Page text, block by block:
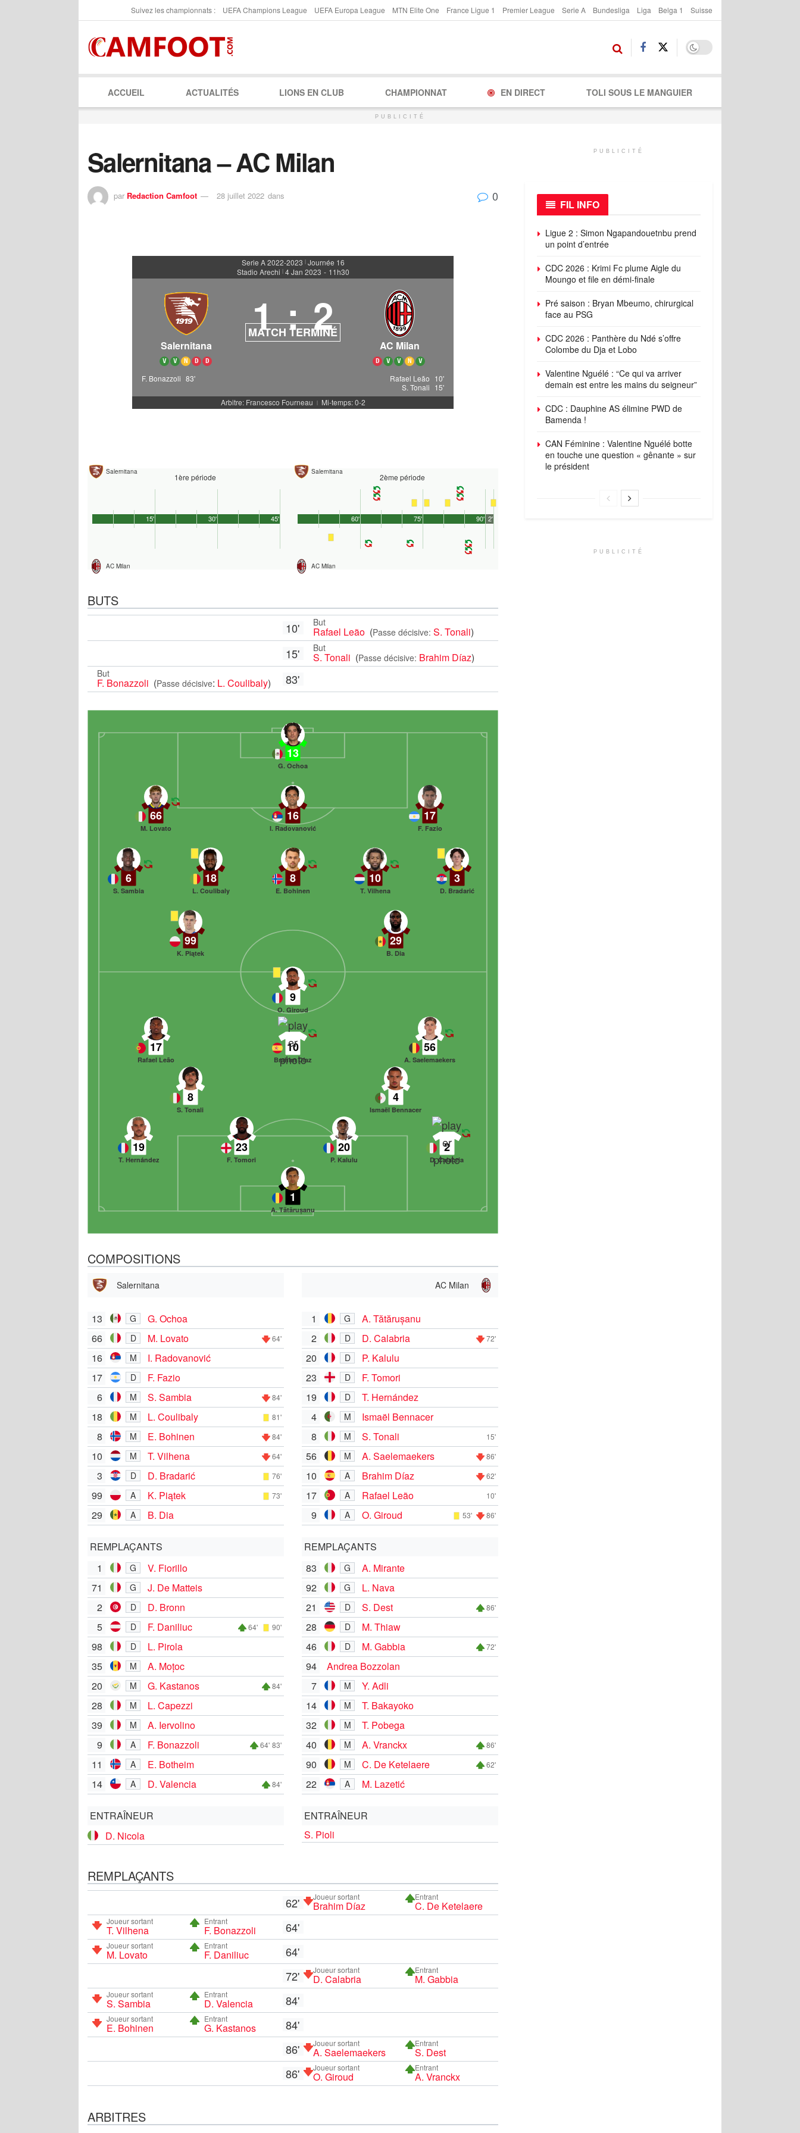
Suivez les championnats : UEFA Champions League UEFA Europa League MTN Elite One France Ligue 1 Premier League Serie A Bundesliga Liga Belga 1 Suisse
ACCUEIL ACTUALITÉS LIONS EN CLUB CHAMPIONNAT EN DIRECT TOLI SOUS LE MANGUIER
PUBLICITÉ
Salernitana – AC Milan
par Redaction Camfoot 28 juillet 2022 dans 0
Serie A 2022-2023 | Journée 16
Stadio Arechi | 4 Jan 2023 - 11h30
Salernitana
V V N D D
1 : 2
MATCH TERMINÉ
AC Milan
D V V N V
F. Bonazzoli 83' Rafael Leão 10'
S. Tonali 15'
Arbitre: Francesco Fourneau
| Mi-temps: 0-2
Salernitana
1ère période
AC Milan
45'
15' 30'
Salernitana
2ème période
AC Milan
90'
60' 75' 2'
BUTS
10' But
Rafael Leão (Passe décisive: S. Tonali)
15' But
S. Tonali (Passe décisive: Brahim Díaz)
But
F. Bonazzoli (Passe décisive: L. Coulibaly) 83'
13
G. Ochoa
17
F. Fazio
16
I. Radovanović
66
M. Lovato
3
D. Bradarić
10
T. Vilhena
8
E. Bohinen
18
L. Coulibaly
6
S. Sambia
29
B. Dia
99
K. Piątek
1
A. Tătărușanu
19
T. Hernández
23
F. Tomori
20
P. Kalulu
2
D. Calabria
8
S. Tonali
4
Ismaël Bennacer
17
Rafael Leão
10
Brahim Díaz
56
A. Saelemaekers
9
O. Giroud
COMPOSITIONS
Salernitana
13 G
G. Ochoa
66
D M. Lovato 64'
16 M
I. Radovanović
17
D
F. Fazio
6
M S. Sambia 84'
18 M L. Coulibaly 81'
8 M E. Bohinen 84'
10 M T. Vilhena 64'
3 D D. Bradarić 76'
99 A K. Piątek 73'
29 A B. Dia
REMPLAÇANTS
1
G
V. Fiorillo
71
G
J. De Matteis
2
D
D. Bronn
5
D F. Daniliuc 64' 90'
98 D
L. Pirola
35
M
A. Moțoc
20
M G. Kastanos 84'
28 M
L. Capezzi
39
M
A. Iervolino
9
A F. Bonazzoli 64' 83'
11 A
E. Botheim
14
A D. Valencia 84'
ENTRAÎNEUR
D. Nicola
AC Milan
1 G
A. Tătărușanu
2
D D. Calabria 72'
20 D
P. Kalulu
23
D
F. Tomori
19
D
T. Hernández
4
M
Ismaël Bennacer
8
M S. Tonali 15'
56 M A. Saelemaekers 86'
10 A Brahim Díaz 62'
17 A Rafael Leão 10'
9 A O. Giroud 53' 86'
REMPLAÇANTS
83
G
A. Mirante
92
G
L. Nava
21
D S. Dest 86'
28 D
M. Thiaw
46
D M. Gabbia 72'
94
Andrea Bozzolan
7
M
Y. Adli
14
M
T. Bakayoko
32
M
T. Pobega
40
M A. Vranckx 86'
90 M C. De Ketelaere 62'
22 A M. Lazetić
ENTRAÎNEUR
S. Pioli
REMPLAÇANTS
62' Joueur sortant
Brahim Díaz
Entrant
C. De Ketelaere
Joueur sortant
T. Vilhena
Entrant
F. Bonazzoli 64'
Joueur sortant
M. Lovato
Entrant
F. Daniliuc
64'
72'
Joueur sortant
D. Calabria
Entrant
M. Gabbia
Joueur sortant
S. Sambia
Entrant
D. Valencia 84'
Joueur sortant
E. Bohinen
Entrant
G. Kastanos
84'
86'
Joueur sortant
A. Saelemaekers
Entrant
S. Dest
86' Joueur sortant
O. Giroud
Entrant
A. Vranckx
ARBITRES
PUBLICITÉ
FIL INFO
Ligue 2 : Simon Ngapandouetnbu prend
un point d’entrée
CDC 2026 : Krimi Fc plume Aigle du
Moungo et file en démi-finale
Pré saison : Bryan Mbeumo, chirurgical
face au PSG
CDC 2026 : Panthère du Ndé s’offre
Colombe du Dja et Lobo
Valentine Nguélé : “Ce qui va arriver
demain est entre les mains du seigneur”
CDC : Dauphine AS élimine PWD de
Bamenda !
CAN Féminine : Valentine Nguélé botte
en touche une question « gênante » sur
le président
PUBLICITÉ